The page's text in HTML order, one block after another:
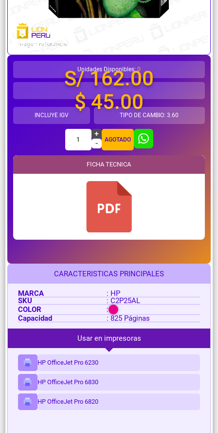
¿Necesitas ayuda?
CARACTERISTICAS PRINCIPALES
MARCA
: HP
SKU
: C2P25AL
COLOR
:
Capacidad
: 825 Páginas
Usar en impresoras
HP OfficeJet Pro 6230
HP OfficeJet Pro 6830
HP OfficeJet Pro 6820
Unidades Disponibles:0
S/ 162.00
$ 45.00
INCLUYE IGV TIPO DE CAMBIO: 3.60
1
+
-
AGOTADO
FICHA TECNICA